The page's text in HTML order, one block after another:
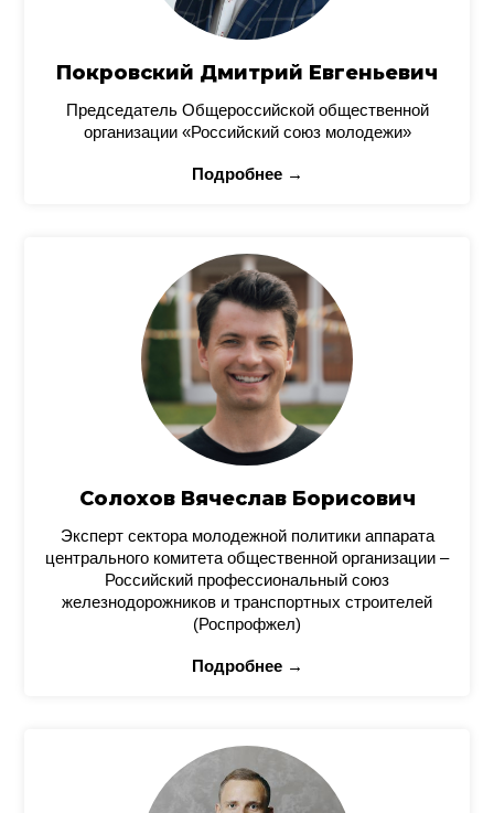
Покровский Дмитрий Евгеньевич
Председатель Общероссийской общественной
организации «Российский союз молодежи»
Подробнее →
Солохов Вячеслав Борисович
Эксперт сектора молодежной политики аппарата
центрального комитета общественной организации –
Российский профессиональный союз
железнодорожников и транспортных строителей
(Роспрофжел)
Подробнее →